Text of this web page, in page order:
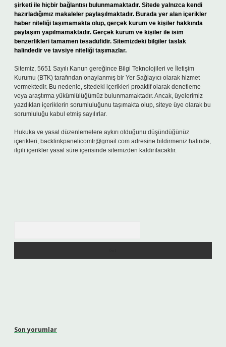
şirketi ile hiçbir bağlantısı bulunmamaktadır. Sitede yalnızca kendi
hazırladığımız makaleler paylaşılmaktadır. Burada yer alan içerikler
haber niteliği taşımamakta olup, gerçek kurum ve kişiler hakkında
paylaşım yapılmamaktadır. Gerçek kurum ve kişiler ile isim
benzerlikleri tamamen tesadüfidir. Sitemizdeki bilgiler taslak
halindedir ve tavsiye niteliği taşımazlar.
Sitemiz, 5651 Sayılı Kanun gereğince Bilgi Teknolojileri ve İletişim
Kurumu (BTK) tarafından onaylanmış bir Yer Sağlayıcı olarak hizmet
vermektedir. Bu nedenle, sitedeki içerikleri proaktif olarak denetleme
veya araştırma yükümlülüğümüz bulunmamaktadır. Ancak, üyelerimiz
yazdıkları içeriklerin sorumluluğunu taşımakta olup, siteye üye olarak bu
sorumluluğu kabul etmiş sayılırlar.
Hukuka ve yasal düzenlemelere aykırı olduğunu düşündüğünüz
içerikleri, backlinkpanelicomtr@gmail.com adresine bildirmeniz halinde,
ilgili içerikler yasal süre içerisinde sitemizden kaldırılacaktır.
Son yorumlar